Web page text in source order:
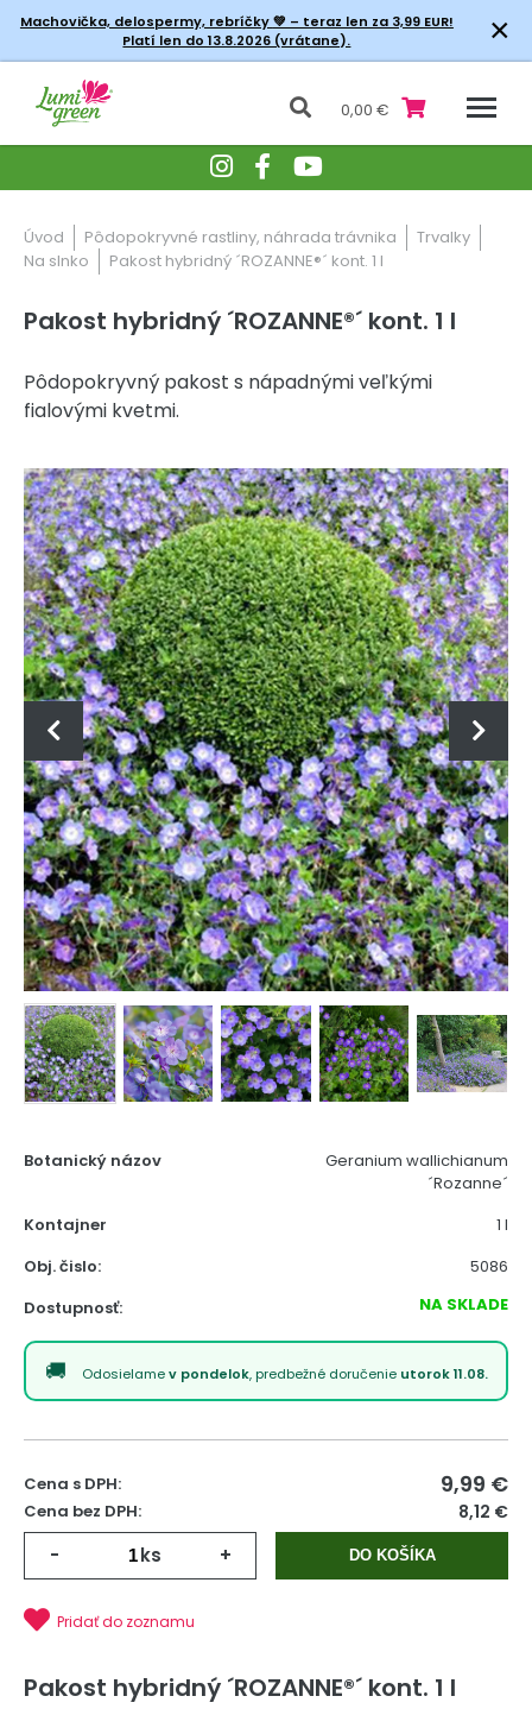
Machovička, delospermy, rebríčky💚 – teraz len za 3,99 EUR!
Platí len do 13.8.2026 (vrátane).
×
0,00 €
Úvod Pôdopokryvné rastliny, náhrada trávnika
Trvalky
Na slnko
Pakost hybridný ´ROZANNE®´ kont. 1 l
Pakost hybridný ´ROZANNE®´ kont. 1 l
Pôdopokryvný pakost s nápadnými veľkými
fialovými kvetmi.
Botanický názov
Geranium wallichianum
´Rozanne´
Kontajner
1 l
Obj. čislo:
5086
Dostupnosť:
NA SKLADE
Odosielamev pondelok, predbežné doručenie utorok 11.08.
Cena s DPH: 9,99 €
Cena bez DPH: 8,12 €
- ks + DO KOŠÍKA
Pridať do zoznamu
Pakost hybridný ´ROZANNE®´ kont. 1 l